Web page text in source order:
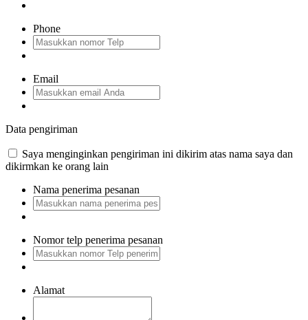
Phone
Email
Data pengiriman
Saya menginginkan pengiriman ini dikirim atas nama saya dan
dikirmkan ke orang lain
Nama penerima pesanan
Nomor telp penerima pesanan
Alamat